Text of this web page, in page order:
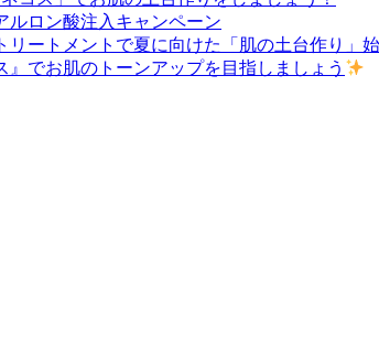
ルロン酸注入キャンペーン
リートメントで夏に向けた「肌の土台作り」
』でお肌のトーンアップを目指しましょう